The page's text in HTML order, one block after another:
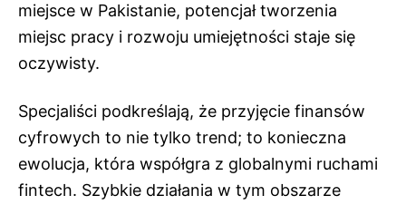
miejsce w Pakistanie, potencjał tworzenia
miejsc pracy i rozwoju umiejętności staje się
oczywisty.
Specjaliści podkreślają, że przyjęcie finansów
cyfrowych to nie tylko trend; to konieczna
ewolucja, która współgra z globalnymi ruchami
fintech. Szybkie działania w tym obszarze